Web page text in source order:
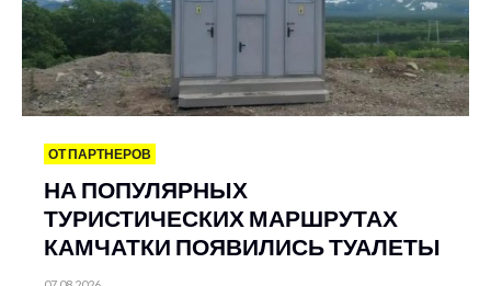
ОТ ПАРТНЕРОВ
НА ПОПУЛЯРНЫХ
ТУРИСТИЧЕСКИХ МАРШРУТАХ
КАМЧАТКИ ПОЯВИЛИСЬ ТУАЛЕТЫ